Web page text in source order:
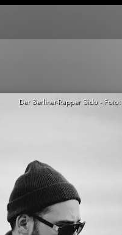
Der Berliner-Rapper Sido -